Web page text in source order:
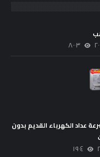
٨٠٠٣
عداد الكهرباء القديم بدون
١٩٠٤